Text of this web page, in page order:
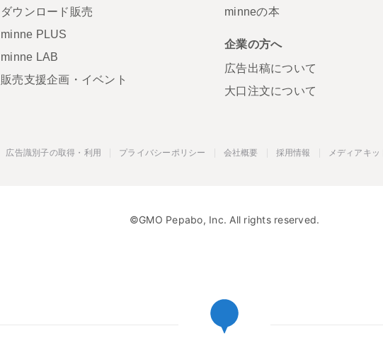
ダウンロード販売
minne PLUS
minne LAB
販売支援企画・イベント
minneの本
企業の方へ
広告出稿について
大口注文について
広告識別子の取得・利用 プライバシーポリシー 会社概要 採用情報 メディアキッ
©GMO Pepabo, Inc. All rights reserved.